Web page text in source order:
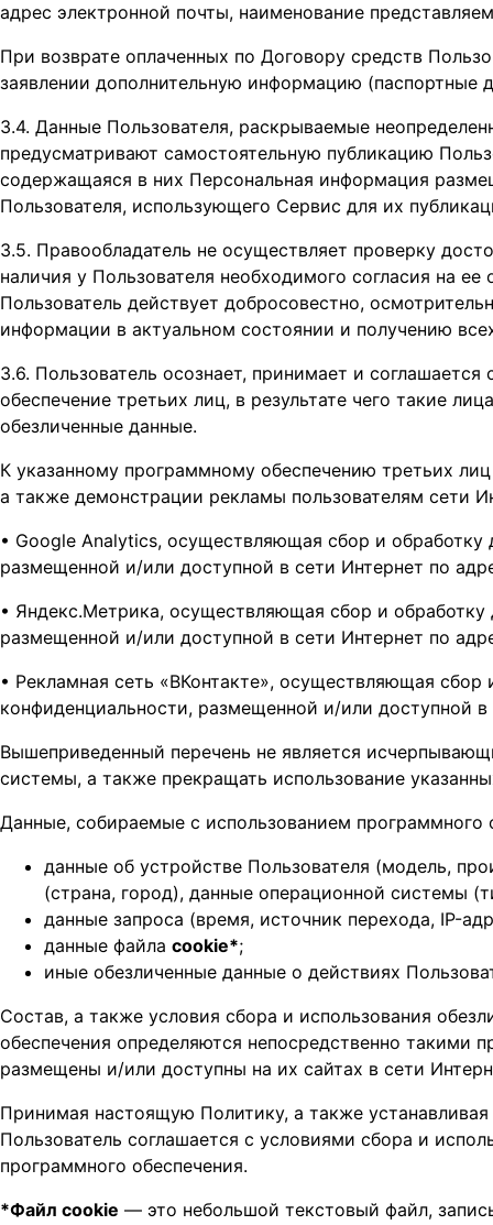
адрес электронной почты, наименование
При возврате оплаченных по Договору средств
заявлении дополнительную информацию (паспортные
3.4. Данные Пользователя, раскрываемые
предусматривают самостоятельную публикацию
содержащаяся в них Персональная информация
Пользователя, использующего Сервис для их
3.5. Правообладатель не осуществляет проверку
наличия у Пользователя необходимого согласия на
Пользователь действует добросовестно,
информации в актуальном состоянии и получению
3.6. Пользователь осознает, принимает и
обеспечение третьих лиц, в результате чего такие
обезличенные данные.
К указанному программному обеспечению третьих
а также демонстрации рекламы пользователям сети
• Google Analytics, осуществляющая сбор и
размещенной и/или доступной в сети Интернет по
• Яндекс.Метрика, осуществляющая сбор и
размещенной и/или доступной в сети Интернет по
• Рекламная сеть «ВКонтакте», осуществляющая
конфиденциальности, размещенной и/или доступной
Вышеприведенный перечень не является
системы, а также прекращать использование
Данные, собираемые с использованием программного
данные об устройстве Пользователя (модель,
(страна, город), данные операционной системы
данные запроса (время, источник перехода, IP-
данные файла cookie*;
иные обезличенные данные о действиях
Состав, а также условия сбора и использования
обеспечения определяются непосредственно такими
размещены и/или доступны на их сайтах в сети
Принимая настоящую Политику, а также
Пользователь соглашается с условиями сбора и
программного обеспечения.
*Файл cookie — это небольшой текстовый файл,